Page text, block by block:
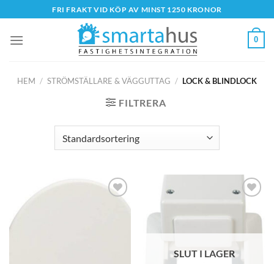
to
content
FRI FRAKT VID KÖP AV MINST 1250 KRONOR
0
HEM / STRÖMSTÄLLARE & VÄGGUTTAG / LOCK & BLINDLOCK
FILTRERA
SLUT I LAGER